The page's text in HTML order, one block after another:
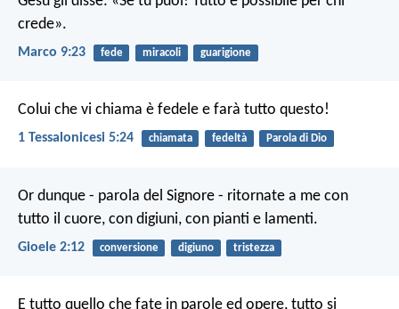
crede».
Marco 9:23 fede miracoli guarigione
Colui che vi chiama è fedele e farà tutto questo!
1 Tessalonicesi 5:24 chiamata fedeltà Parola di Dio
Or dunque - parola del Signore - ritornate a me con
tutto il cuore, con digiuni, con pianti e lamenti.
Gioele 2:12 conversione digiuno tristezza
E tutto quello che fate in parole ed opere, tutto si